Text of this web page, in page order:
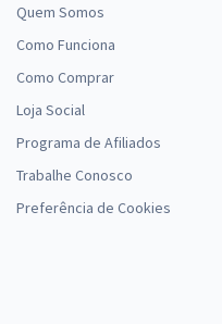
Quem Somos
Como Funciona
Como Comprar
Loja Social
Programa de Afiliados
Trabalhe Conosco
Preferência de Cookies